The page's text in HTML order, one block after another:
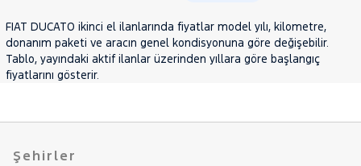
FIAT DUCATO ikinci el ilanlarında fiyatlar model yılı, kilometre,
donanım paketi ve aracın genel kondisyonuna göre değişebilir.
Tablo, yayındaki aktif ilanlar üzerinden yıllara göre başlangıç
fiyatlarını gösterir.
Şehirler